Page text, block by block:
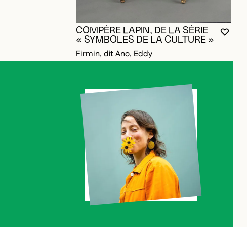
COMPÈRE LAPIN, DE LA SÉRIE
« SYMBOLES DE LA CULTURE »
Firmin, dit Ano, Eddy